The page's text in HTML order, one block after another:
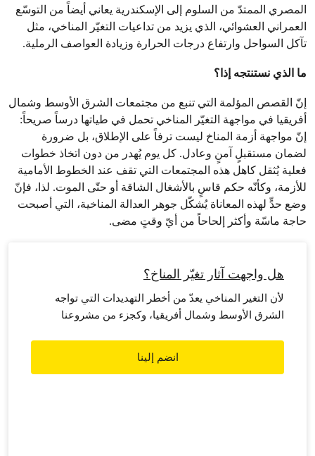
المصري الممتدّ من السلوم إلى الإسكندرية يعاني أيضاً من التوسّع
العمراني العشوائي، الذي يزيد من تداعيات التغيّر المناخي، مثل
تآكل السواحل وارتفاع درجات الحرارة وزيادة العواصف الرملية.
ما الذي نستنتجه إذا؟
إنّ القصص المؤلمة التي تنبع من مجتمعات الشرق الأوسط وشمال
أفريقيا في مواجهة التغيّر المناخي تحمل في طياتها درساً صريحاً:
إنّ مواجهة أزمة المناخ ليست ترفاً على الإطلاق، بل ضرورة
لضمان مستقبلٍ آمنٍ وعادل. كل يوم يُهدر من دون اتخاذ خطوات
فعلية يُثقل كاهل هذه المجتمعات التي تقف عند الخطوط الأمامية
للأزمة، وكأنّه حكم قاسٍ بالأشغال الشاقة أو حتّى الموت. لذا، فإنّ
وضع حدٍّ لهذه المعاناة يُشكّل جوهر العدالة المناخية، التي أصبحت
حاجة ماسّة وأكثر إلحاحاً من أيّ وقتٍ مضى.
هل واجهت آثار تغيّر المناخ؟
لأن التغير المناخي يعدّ من أخطر التهديدات التي تواجه
الشرق الأوسط وشمال أفريقيا، وكجزء من مشروعنا
على التغيرات من حولهم، تلك التي تسبَّبَ بها الاحترار
انضم إلينا